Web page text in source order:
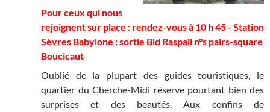
Pour ceux qui nous
rejoignent sur place : rendez-vous à 10 h 45 - Station
Sèvres Babylone : sortie Bld Raspail n°s pairs-square
Boucicaut
Oublié de la plupart des guides touristiques, le
quartier du Cherche-Midi réserve pourtant bien des
surprises et des beautés. Aux confins de